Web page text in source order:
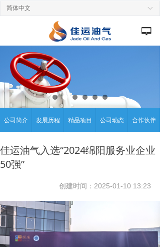
ꀅ
简体中文
넡
公司简介 发展历程 精品项目 公司动态 合作伙伴
创建时间： 2025-01-10 13:23
佳运油气入选“2024绵阳服务业企业
50强”